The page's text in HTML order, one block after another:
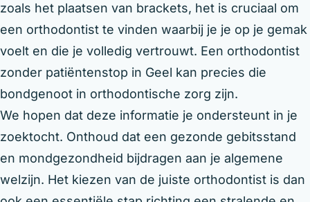
zoals het plaatsen van brackets, het is cruciaal om
een orthodontist te vinden waarbij je je op je gemak
voelt en die je volledig vertrouwt. Een orthodontist
zonder patiëntenstop in Geel kan precies die
bondgenoot in orthodontische zorg zijn.
We hopen dat deze informatie je ondersteunt in je
zoektocht. Onthoud dat een gezonde gebitsstand
en mondgezondheid bijdragen aan je algemene
welzijn. Het kiezen van de juiste orthodontist is dan